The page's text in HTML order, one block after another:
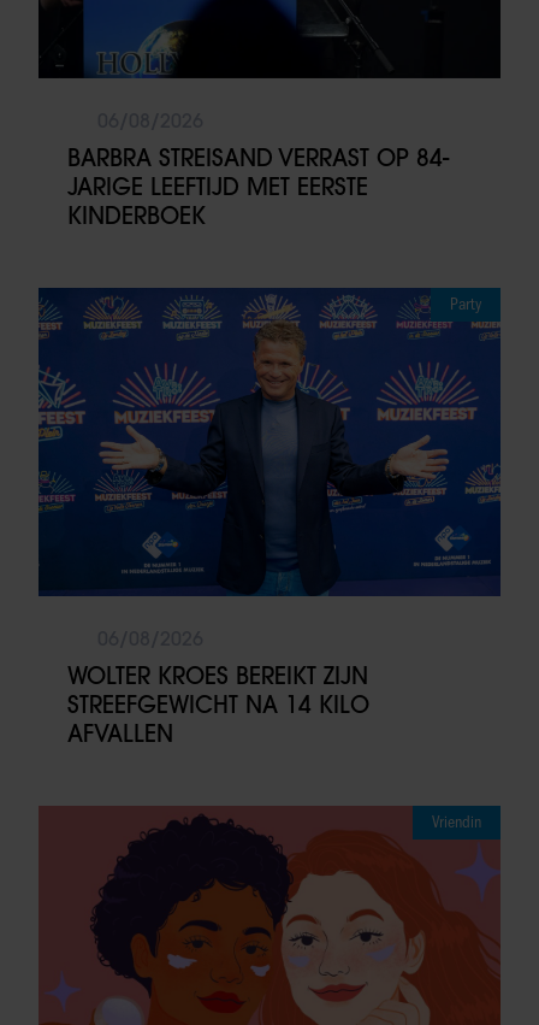
BARBRA STREISAND VERRAST OP 84-
JARIGE LEEFTIJD MET EERSTE
KINDERBOEK
Party
WOLTER KROES BEREIKT ZIJN
STREEFGEWICHT NA 14 KILO
AFVALLEN
Vriendin